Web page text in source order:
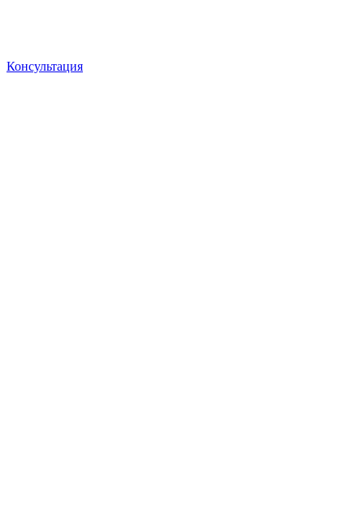
Консультация